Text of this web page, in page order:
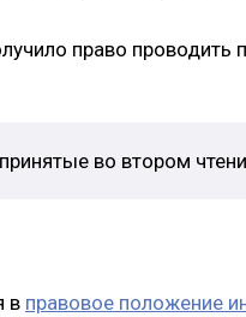
право проводить
во втором
в правовое положение